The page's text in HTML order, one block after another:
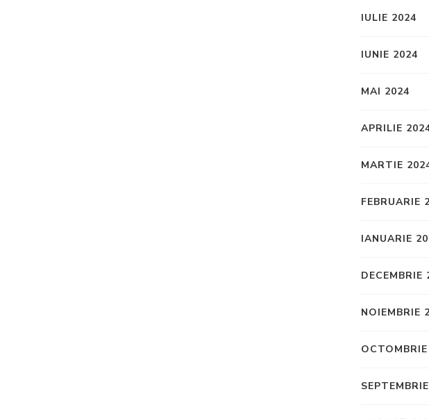
IULIE 2024
IUNIE 2024
MAI 2024
APRILIE
MARTIE
FEBRUARIE
IANUARIE
DECEMBRIE
NOIEMBRIE